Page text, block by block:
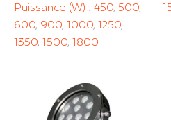
Puissance (W) : 450, 500,
600, 900, 1000, 1250,
1350, 1500, 1800